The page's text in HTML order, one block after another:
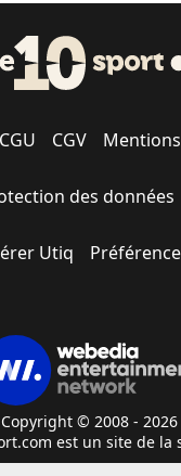
CGU CGV
des données
Utiq
Copyright © 2008 - 2026
est un site de la